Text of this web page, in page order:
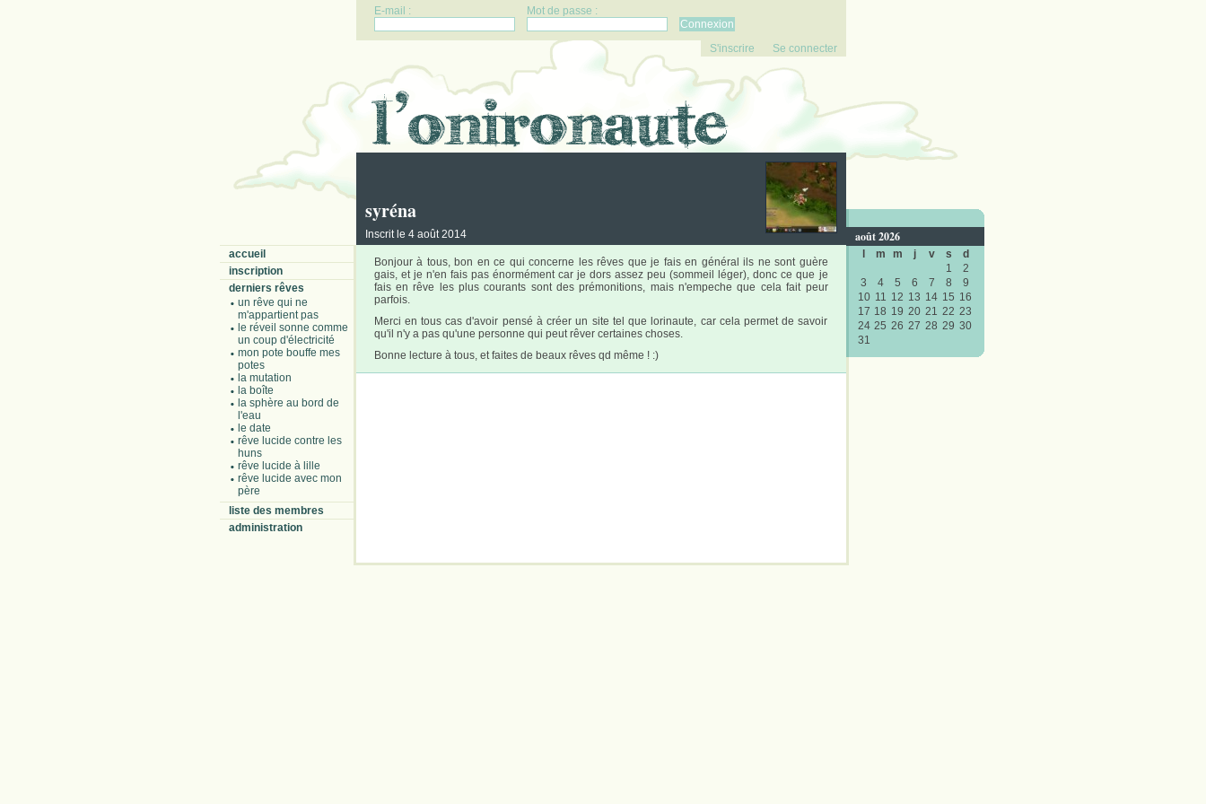
E-mail : Mot de passe :
S'inscrire Se connecter
syréna
Inscrit le 4 août 2014
accueil
inscription
derniers rêves
un rêve qui ne
m'appartient pas
le réveil sonne comme
un coup d'électricité
mon pote bouffe mes
potes
la mutation
la boîte
la sphère au bord de
l'eau
le date
rêve lucide contre les
huns
rêve lucide à lille
rêve lucide avec mon
père
liste des membres
administration
août 2026
m m j v s
d
1
2
3
4 5 6 7 8
9
10 11 12 13 14 15 16
17 18 19 20 21 22 23
24 25 26 27 28 29 30
31
Bonjour à tous, bon en ce qui concerne les rêves que je fais en général ils ne sont guère
gais, et je n'en fais pas énormément car je dors assez peu (sommeil léger), donc ce que je
fais en rêve les plus courants sont des prémonitions, mais n'empeche que cela fait peur
parfois.
Merci en tous cas d'avoir pensé à créer un site tel que lorinaute, car cela permet de savoir
qu'il n'y a pas qu'une personne qui peut rêver certaines choses.
Bonne lecture à tous, et faites de beaux rêves qd même ! :)